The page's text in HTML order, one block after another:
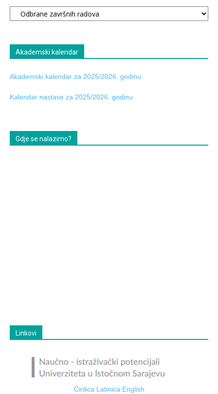
Oglasna
tabla
Akademski kalendar
Akademski kalendar za 2025/2026. godinu
Kalendar nastave za 2025/2026. godinu
Gdje se nalazimo?
Linkovi
Ćirilica Latinica English